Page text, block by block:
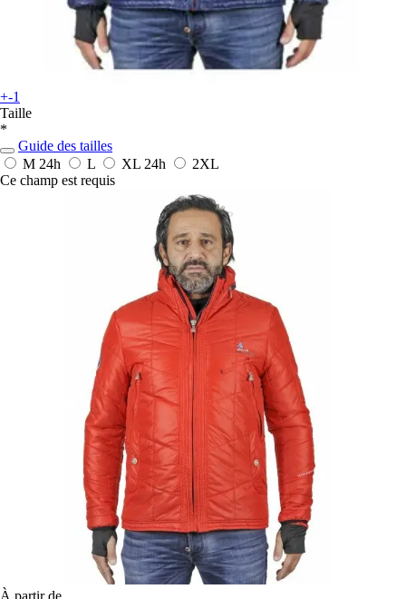
+-1
Taille
*
Guide des tailles
M 24h L XL 24h
2XL
Ce champ est requis